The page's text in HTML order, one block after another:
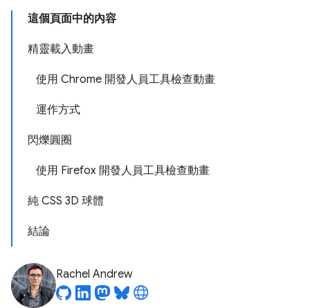
這個頁面中的內容
精靈載入動畫
使用 Chrome 開發人員工具檢查動畫
運作方式
閃爍圓圈
使用 Firefox 開發人員工具檢查動畫
純 CSS 3D 球體
結論
Rachel Andrew